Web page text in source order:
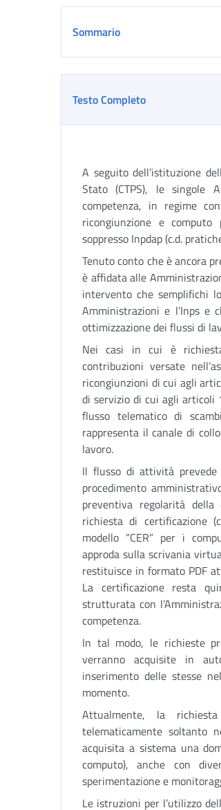
Sommario
Testo Completo
A seguito dell’istituzione
Stato (CTPS), le singole
competenza, in regime
ricongiunzione e
soppresso Inpdap (c.d.
Tenuto conto che è ancora
è affidata alle
intervento che semplifichi
Amministrazioni e l’Inps e
ottimizzazione dei flussi di
Nei casi in cui è
contribuzioni versate
ricongiunzioni di cui agli
di servizio di cui agli articoli
flusso telematico di
rappresenta il canale di
lavoro.
Il flusso di attività prevede
procedimento
preventiva regolarità
richiesta di certificazione
modello “CER” per i
approda sulla scrivania
restituisce in formato PDF
La certificazione resta
strutturata con
competenza.
In tal modo, le richieste
verranno acquisite in
inserimento delle stesse
momento.
Attualmente, la
telematicamente soltanto
acquisita a sistema una
computo), anche con
sperimentazione e
Le istruzioni per l’utilizzo